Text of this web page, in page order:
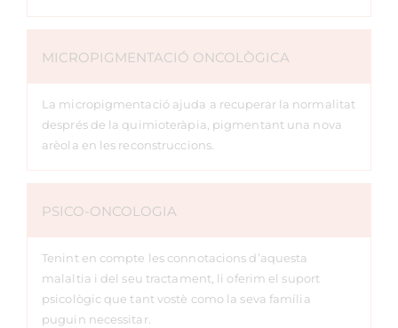
MICROPIGMENTACIÓ ONCOLÒGICA
La micropigmentació ajuda a recuperar la normalitat
després de la quimioteràpia, pigmentant una nova
arèola en les reconstruccions.
PSICO-ONCOLOGIA
Tenint en compte les connotacions d’aquesta
malaltia i del seu tractament, li oferim el suport
psicològic que tant vostè como la seva família
puguin necessitar.